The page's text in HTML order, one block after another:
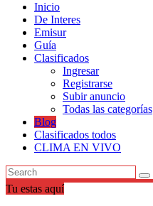
Inicio
De Interes
Emisur
Guía
Clasificados
Ingresar
Registrarse
Subir anuncio
Todas las categorías
Blog
Clasificados todos
CLIMA EN VIVO
Tu estas aquí